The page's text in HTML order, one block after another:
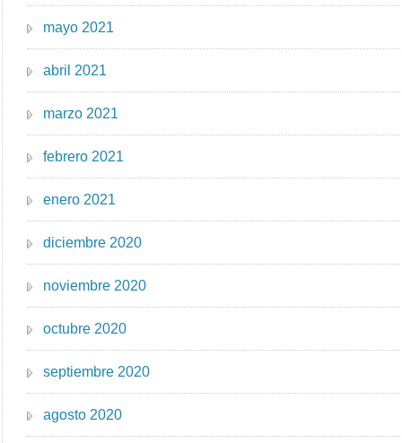
mayo 2021
abril 2021
marzo 2021
febrero 2021
enero 2021
diciembre 2020
noviembre 2020
octubre 2020
septiembre 2020
agosto 2020